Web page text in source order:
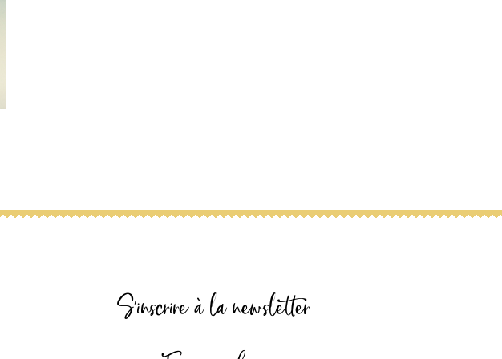
S'inscrire à la newsletter